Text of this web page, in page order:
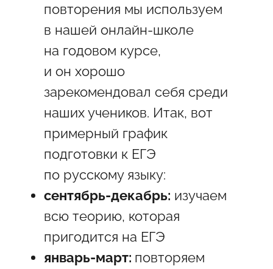
повторения мы используем
в нашей онлайн-школе
на годовом курсе,
и он хорошо
зарекомендовал себя среди
наших учеников. Итак, вот
примерный график
подготовки к ЕГЭ
по русскому языку:
сентябрь-декабрь: изучаем
всю теорию, которая
пригодится на ЕГЭ
январь-март: повторяем